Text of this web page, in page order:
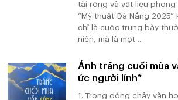
tài rộng và vật liệu phong
“Mỹ thuật Đà Nẵng 2025”
chỉ là cuộc trưng bày
niên, mà là một ...
Ánh trăng cuối mùa
ức người lính*
1. Trong dòng chảy văn